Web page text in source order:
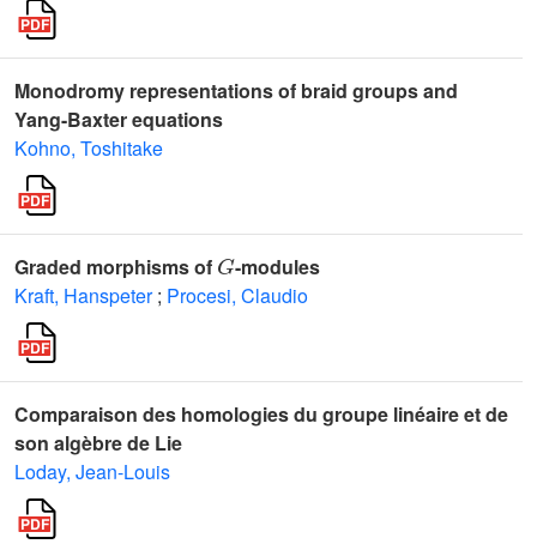
Monodromy representations of braid groups and
Yang-Baxter equations
Kohno, Toshitake
Graded morphisms of
-modules
Kraft, Hanspeter ; Procesi, Claudio
Comparaison des homologies du groupe linéaire et de
son algèbre de Lie
Loday, Jean-Louis